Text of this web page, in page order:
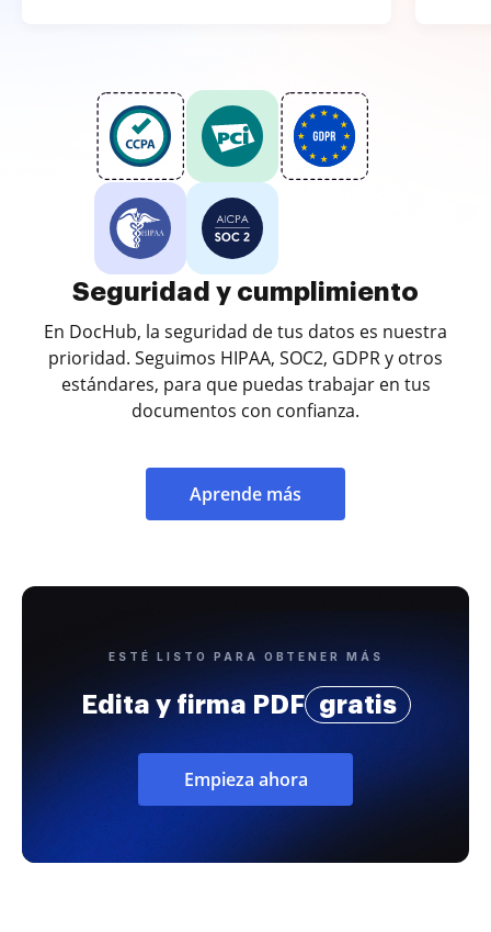
Seguridad y cumplimiento
En DocHub, la seguridad de tus datos es nuestra
prioridad. Seguimos HIPAA, SOC2, GDPR y otros
estándares, para que puedas trabajar en tus
documentos con confianza.
Aprende más
ESTÉ LISTO PARA OBTENER MÁS
Edita y firma PDF gratis
Empieza ahora